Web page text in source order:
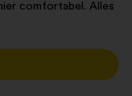
comfortabel. Alles